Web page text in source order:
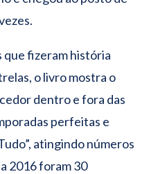
que fizeram história
o livro mostra o
dentro e fora das
perfeitas e
atingindo números
2016 foram 30